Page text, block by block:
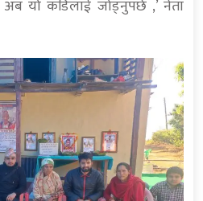
यो कडिलाई जोड्नुपर्छ ,’ नेता